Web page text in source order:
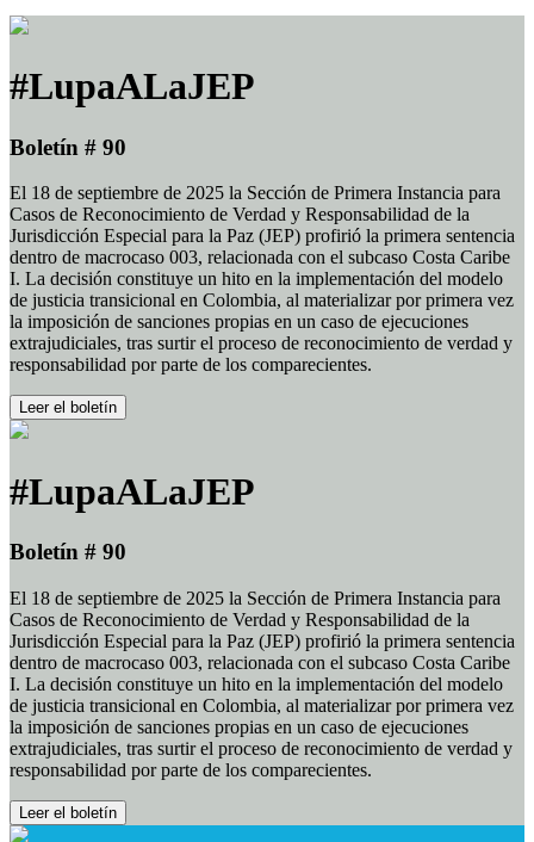
#LupaALaJEP
Boletín # 90
El 18 de septiembre de 2025 la Sección de Primera Instancia para
Casos de Reconocimiento de Verdad y Responsabilidad de la
Jurisdicción Especial para la Paz (JEP) profirió la primera sentencia
dentro de macrocaso 003, relacionada con el subcaso Costa Caribe
I. La decisión constituye un hito en la implementación del modelo
de justicia transicional en Colombia, al materializar por primera vez
la imposición de sanciones propias en un caso de ejecuciones
extrajudiciales, tras surtir el proceso de reconocimiento de verdad y
responsabilidad por parte de los comparecientes.
Leer el boletín
#LupaALaJEP
Boletín # 90
El 18 de septiembre de 2025 la Sección de Primera Instancia para
Casos de Reconocimiento de Verdad y Responsabilidad de la
Jurisdicción Especial para la Paz (JEP) profirió la primera sentencia
dentro de macrocaso 003, relacionada con el subcaso Costa Caribe
I. La decisión constituye un hito en la implementación del modelo
de justicia transicional en Colombia, al materializar por primera vez
la imposición de sanciones propias en un caso de ejecuciones
extrajudiciales, tras surtir el proceso de reconocimiento de verdad y
responsabilidad por parte de los comparecientes.
Leer el boletín